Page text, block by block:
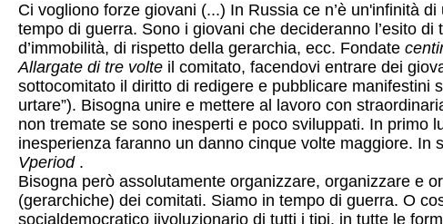
Ci vogliono forze giovani (...) In Russia ce n’è un'infinità
tempo di guerra. Sono i giovani che decideranno l’esito
d’immobilità, di rispetto della gerarchia, ecc. Fondate
Allargate di tre volteil comitato, facendovi entrare dei
sottocomitato il diritto di redigere e pubblicare manifestini
urtare”). Bisogna unire e mettere al lavoro con
non tremate se sono inesperti e poco sviluppati. In primo
inesperienza faranno un danno cinque volte maggiore. In
Vperiod.
Bisogna però assolutamente organizzare, organizzare e
(gerarchiche) dei comitati. Siamo in tempo di guerra. O
socialdemocratico iivoluzionario di tutti i tipi, in tutte le